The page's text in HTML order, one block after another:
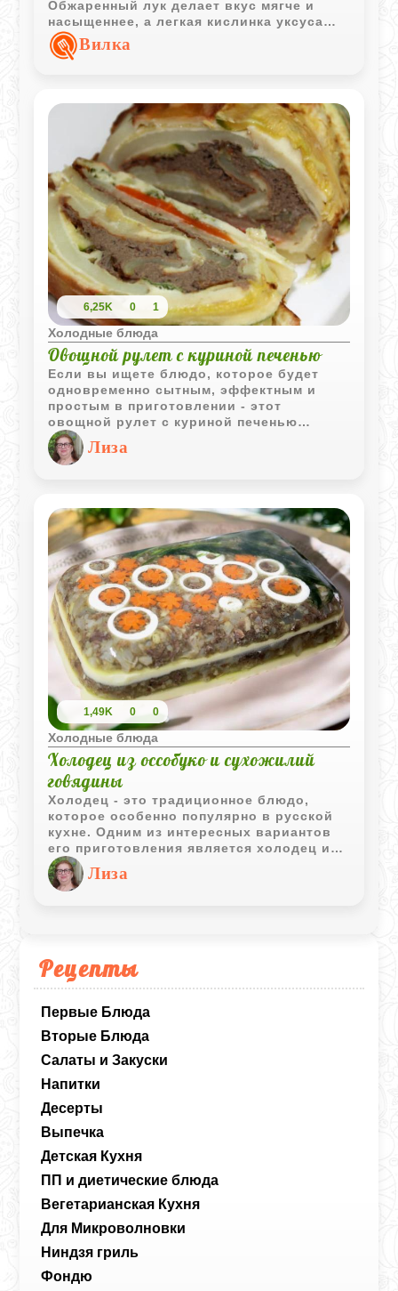
Рецепты
Первые Блюда
Вторые Блюда
Салаты и Закуски
Напитки
Десерты
Выпечка
Детская Кухня
ПП и диетические блюда
Вегетарианская Кухня
Для Микроволновки
Ниндзя гриль
Фондю
Обжаренный лук делает вкус мягче и
насыщеннее, а легкая кислинка уксуса
хорошо подчеркивает кремовую текстуру
фасоли.
Вилка
6,25K 0 1
Холодные блюда
Овощной рулет с куриной печенью
Если вы ищете блюдо, которое будет
одновременно сытным, эффектным и
простым в приготовлении - этот
овощной рулет с куриной печенью
обязательно стоит попробовать. Он
объединяет в себе сочные овощи,
нежную печёночную начинку и
Лиза
1,49K 0 0
Холодные блюда
Холодец из оссобуко и сухожилий
говядины
Холодец - это традиционное блюдо,
которое особенно популярно в русской
кухне. Одним из интересных вариантов
его приготовления является холодец из
оссобуко, а также сухожилий говядины.
Этот деликатес обладает насыщенным
вкусом и плотной текстурой, что делает
Лиза